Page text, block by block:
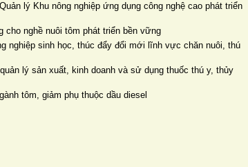
lý Khu nông nghiệp ứng dụng công nghệ cao phát triển
cho nghề nuôi tôm phát triển bền vững
nghiệp sinh học, thúc đẩy đổi mới lĩnh vực chăn nuôi, thú
lý sản xuất, kinh doanh và sử dụng thuốc thú y, thủy
tôm, giảm phụ thuộc dầu diesel